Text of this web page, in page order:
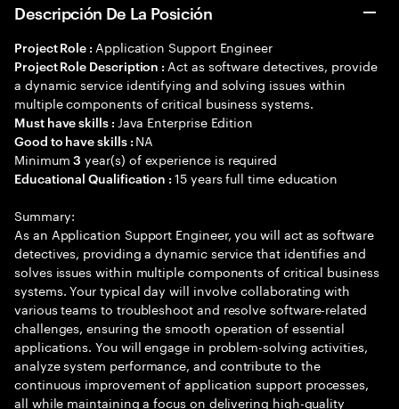
Descripción De La Posición
Project Role : Application Support Engineer
Project Role Description : Act as software detectives, provide
a dynamic service identifying and solving issues within
multiple components of critical business systems.
Must have skills : Java Enterprise Edition
Good to have skills : NA
Minimum3 year(s) of experience is required
Educational Qualification :15 years full time education
Summary:
As an Application Support Engineer, you will act as software
detectives, providing a dynamic service that identifies and
solves issues within multiple components of critical business
systems. Your typical day will involve collaborating with
various teams to troubleshoot and resolve software-related
challenges, ensuring the smooth operation of essential
applications. You will engage in problem-solving activities,
analyze system performance, and contribute to the
continuous improvement of application support processes,
all while maintaining a focus on delivering high-quality